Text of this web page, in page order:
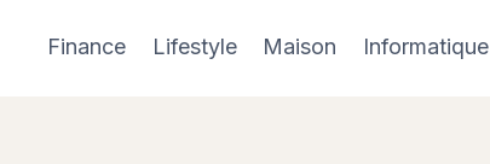
Finance Lifestyle Maison Informatique